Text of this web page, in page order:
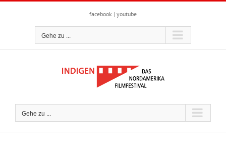
Zum
facebook | youtube
Gehe zu ...
Gehe zu ...